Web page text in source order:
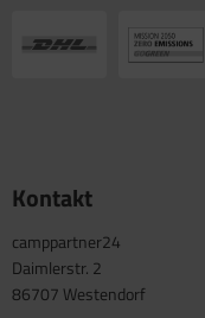
Kontakt
camppartner24
Daimlerstr. 2
86707 Westendorf